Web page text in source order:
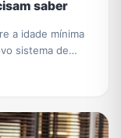
saber
a idade mínima
sistema de